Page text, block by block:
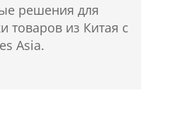
решения для
товаров из Китая с
Asia.